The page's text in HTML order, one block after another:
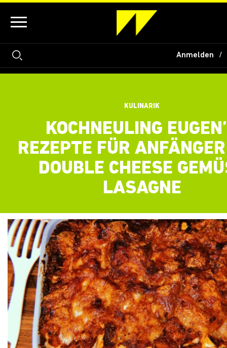
Anmelden
KULINARIK
KOCHNEULING
REZEPTE FÜR
DOUBLE CHEESE
LASAGNE